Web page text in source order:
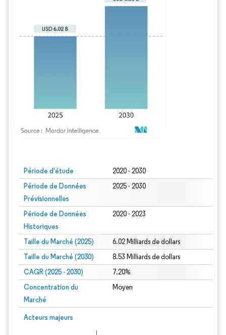
Période d'étude 2020 - 2030
Période de Données
Prévisionnelles
2025 - 2030
Période de Données
Historiques
2020 - 2023
Taille du Marché (2025) 6.02 Milliards de dollars
Taille du Marché (2030) 8.53 Milliards de dollars
CAGR (2025 - 2030) 7.20%
Concentration du
Marché
Moyen
Acteurs majeurs